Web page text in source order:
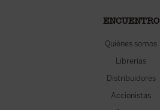
ENCUENTRO
Quiénes somos
Librerías
Distribuidores
Accionistas